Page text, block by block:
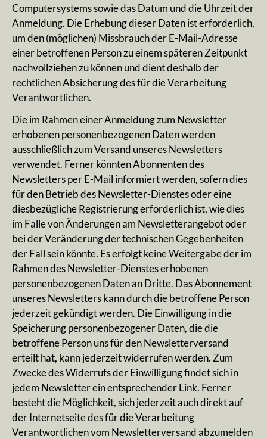
Computersystems sowie das Datum und die Uhrzeit der
Anmeldung. Die Erhebung dieser Daten ist erforderlich,
um den (möglichen) Missbrauch der E-Mail-Adresse
einer betroffenen Person zu einem späteren Zeitpunkt
nachvollziehen zu können und dient deshalb der
rechtlichen Absicherung des für die Verarbeitung
Verantwortlichen.
Die im Rahmen einer Anmeldung zum Newsletter
erhobenen personenbezogenen Daten werden
ausschließlich zum Versand unseres Newsletters
verwendet. Ferner könnten Abonnenten des
Newsletters per E-Mail informiert werden, sofern dies
für den Betrieb des Newsletter-Dienstes oder eine
diesbezügliche Registrierung erforderlich ist, wie dies
im Falle von Änderungen am Newsletterangebot oder
bei der Veränderung der technischen Gegebenheiten
der Fall sein könnte. Es erfolgt keine Weitergabe der im
Rahmen des Newsletter-Dienstes erhobenen
personenbezogenen Daten an Dritte. Das Abonnement
unseres Newsletters kann durch die betroffene Person
jederzeit gekündigt werden. Die Einwilligung in die
Speicherung personenbezogener Daten, die die
betroffene Person uns für den Newsletterversand
erteilt hat, kann jederzeit widerrufen werden. Zum
Zwecke des Widerrufs der Einwilligung findet sich in
jedem Newsletter ein entsprechender Link. Ferner
besteht die Möglichkeit, sich jederzeit auch direkt auf
der Internetseite des für die Verarbeitung
Verantwortlichen vom Newsletterversand abzumelden